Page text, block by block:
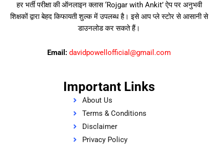
हर भर्ती परीक्षा की ऑनलाइन क्लास ‘Rojgar with Ankit’ ऐप पर अनुभवी
शिक्षकों द्वारा बेहद किफायती शुल्क में उपलब्ध है। इसे आप प्ले स्टोर से आसानी से
डाउनलोड कर सकते हैं।
Email: davidpowellofficial@gmail.com
Important Links
About Us
Terms & Conditions
Disclaimer
Privacy Policy